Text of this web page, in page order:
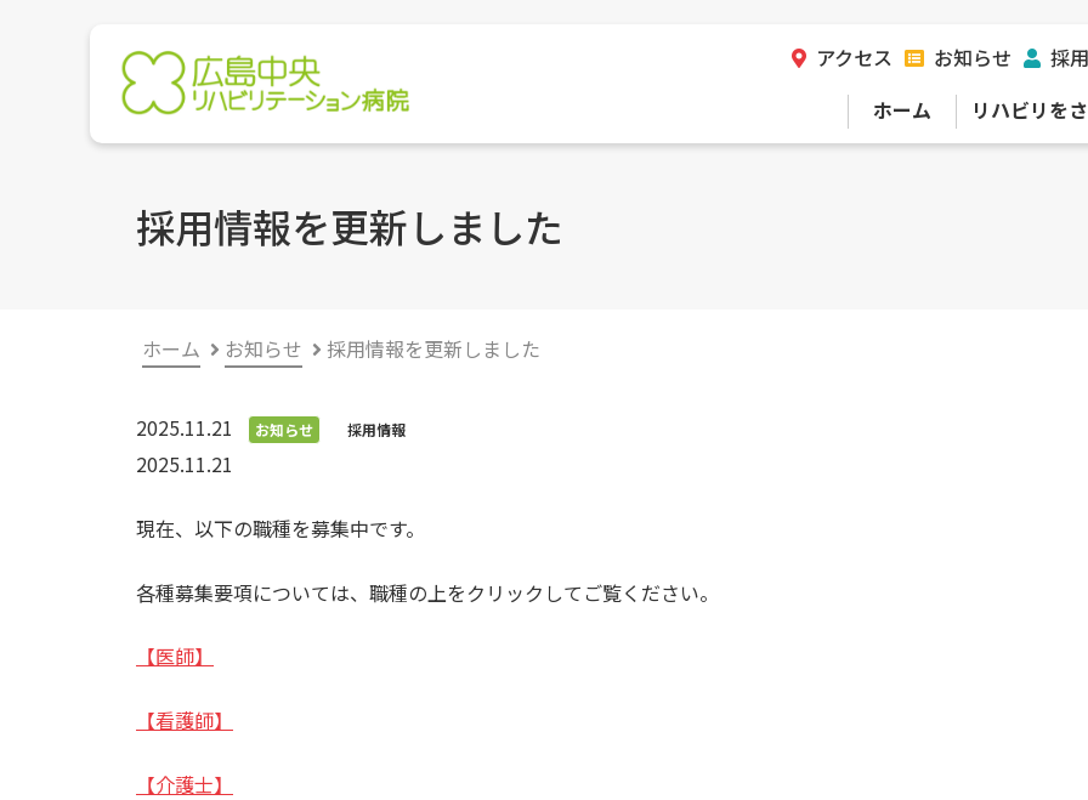
アクセス お知らせ
採
ホーム
リハビリを
採用情報を更新しました
ホーム お知らせ 採用情報を更新しました
2025.11.21 お知らせ 採用情報
2025.11.21
現在、以下の職種を募集中です。
各種募集要項については、職種の上をクリックしてご覧ください。
【医師】
【看護師】
【介護士】